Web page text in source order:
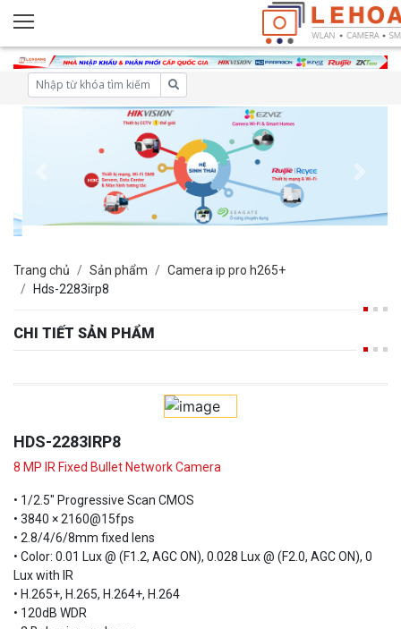
Hds-2283irp8
CHI TIẾT SẢN PHẨM
• 3840 × 2160@15fps
• 2.8/4/6/8mm fixed lens
• Color: 0.01 Lux @ (F1.2, AGC ON), 0.028 Lux @ (F2.0, AGC ON), 0
Lux with IR
• H.265+, H.265, H.264+, H.264
• 120dB WDR
• 2 Behavior analyses